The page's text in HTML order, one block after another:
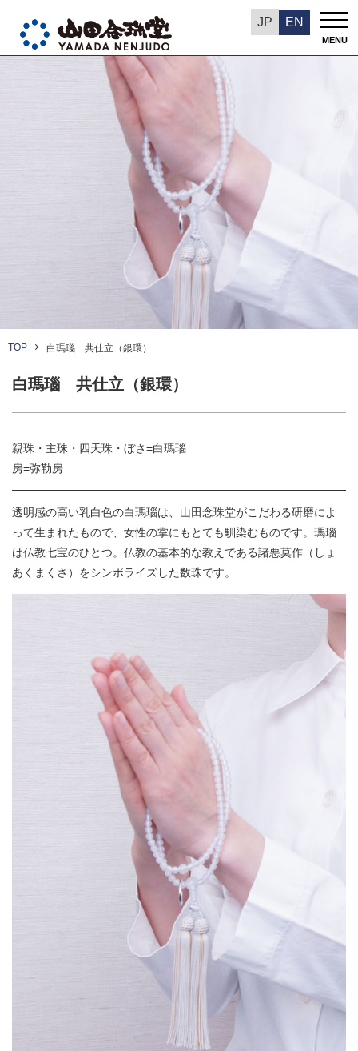
JP EN
MENU
TOP 白瑪瑙 共仕立（銀環）
白瑪瑙 共仕立（銀環）
親珠・主珠・四天珠・ぼさ=白瑪瑙
房=弥勒房
透明感の高い乳白色の白瑪瑙は、山田念珠堂がこだわる研磨によ
って生まれたもので、女性の掌にもとても馴染むものです。瑪瑙
は仏教七宝のひとつ。仏教の基本的な教えである諸悪莫作（しょ
あくまくさ）をシンボライズした数珠です。